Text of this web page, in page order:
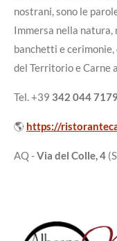
nostrani, sono le
Immersa nella
banchetti e cerimonie,
del Territorio e Carne
Tel. +39 342 044
🌎 https://
AQ -Via del Colle, 4